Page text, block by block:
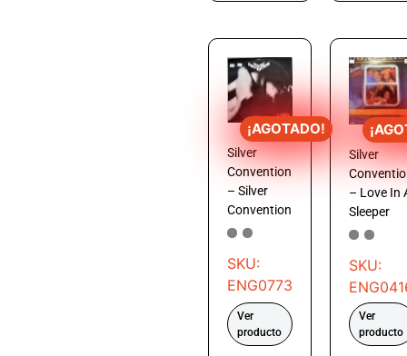
¡AGOTADO!
Silver
Convention
– Silver
Convention
SKU:
ENG0773
Ver
producto
Silver
– Love In
Sleeper
SKU:
Ver
producto